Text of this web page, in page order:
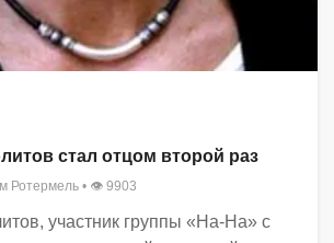
стал отцом второй раз
Ротермель • 👁 9903
участник группы «На-На» с